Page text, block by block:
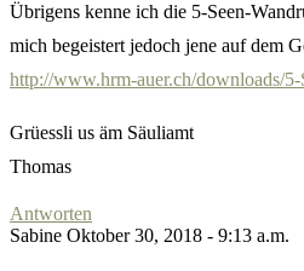
Übrigens kenne ich die 5-Seen-
mich begeistert jedoch jene auf dem
http://www.hrm-auer.ch/downloads/
Grüessli us äm Säuliamt
Thomas
Antworten
Sabine Oktober 30, 2018 - 9:13 a.m.